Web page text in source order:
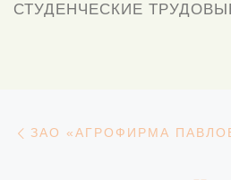
СТУДЕНЧЕСКИЕ
Навигация
ЗАО «АГРОФИРМА